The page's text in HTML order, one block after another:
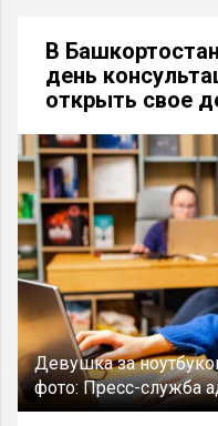
В
день
открыть свое
Девушка за
фото: Пресс-служба